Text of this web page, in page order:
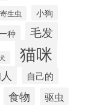
寄生虫 小狗
种 毛发
猫咪
自己的
食物 驱虫